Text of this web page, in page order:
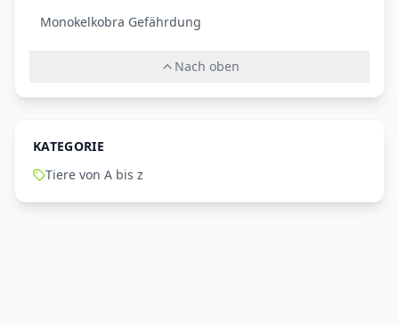
Monokelkobra Gefährdung
Nach oben
KATEGORIE
Tiere von A bis z